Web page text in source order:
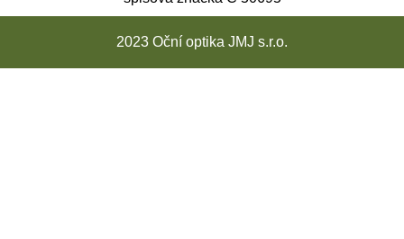
2023 Oční optika JMJ s.r.o.